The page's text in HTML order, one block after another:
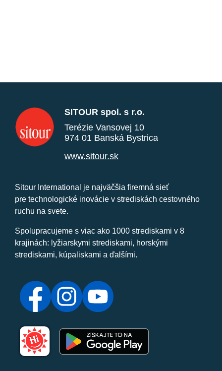
SITOUR spol. s r.o.
Terézie Vansovej 10
974 01 Banská Bystrica
www.sitour.sk
Sitour International je najväčšia firemná sieť
pre technologické inovácie v strediskách cestovného
ruchu na svete.
Spolupracujeme s viac ako 1000 strediskami v 8
krajinách: lyžiarskymi strediskami, horskými
strediskami, kúpaliskami a ďalšími.